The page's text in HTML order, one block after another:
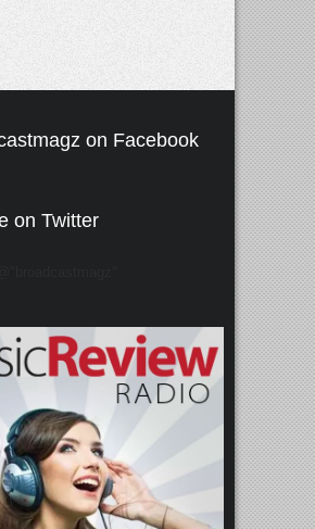
on Facebook
on Twitter